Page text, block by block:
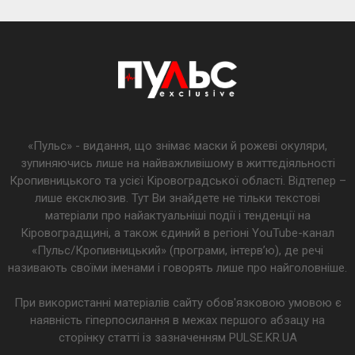
«Пульс» - видання, що знімає маски й рожеві окуляри,
зупиняючись лише на найважливішому в життєдіяльності
Кропивницького та усієї Кіровоградської області. Відтепер –
лише ексклюзив. Тут Ви знайдете не тільки текстові
матеріали про найактуальніші події і тенденції на
Кіровоградщині, а також єдиний в регіоні YouTube-канал
«Пульс/Кропивницький» (програми, інтерв’ю), де речі
називають своїми іменами і говорять лише про найголовніше.
При використанні матеріалів сайту обов'язковою умовою є
наявність гіперпосилання в межах першого абзацу на
сторінку статті із зазначенням PULSE.KR.UA